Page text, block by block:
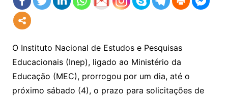
O Instituto Nacional de Estudos e Pesquisas
Educacionais (Inep), ligado ao Ministério da
Educação (MEC), prorrogou por um dia, até o
próximo sábado (4), o prazo para solicitações de